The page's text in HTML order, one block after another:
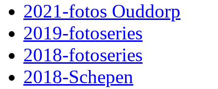
2021-fotos Ouddorp
2019-fotoseries
2018-fotoseries
2018-Schepen